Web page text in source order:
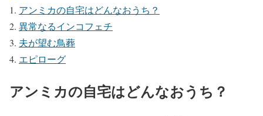
アンミカの自宅はどんなおうち？
異常なるインコフェチ
夫が望む鳥葬
エピローグ
アンミカの自宅はどんなおうち？